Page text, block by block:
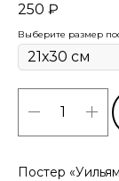
250 ₽
Выберите размер
Постер